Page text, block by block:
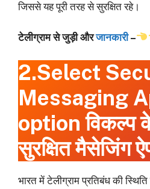
जिससे यह पूरी तरह से सुरक्षित रहे।
टेलीग्राम से जुड़ी औरजानकारी–
2.Select
Messaging
option विकल्प
सुरक्षित मैसेजिंग
भारत में टेलीग्राम प्रतिबंध की